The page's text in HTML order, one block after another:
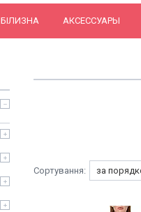
БІЛИЗНА АКСЕССУАРЫ